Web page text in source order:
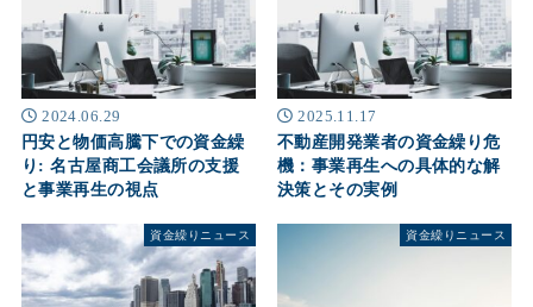
2024.06.29
円安と物価高騰下での資金繰
り: 名古屋商工会議所の支援
と事業再生の視点
2025.11.17
不動産開発業者の資金繰り危
機：事業再生への具体的な解
決策とその実例
資金繰りニュース 資金繰りニュース